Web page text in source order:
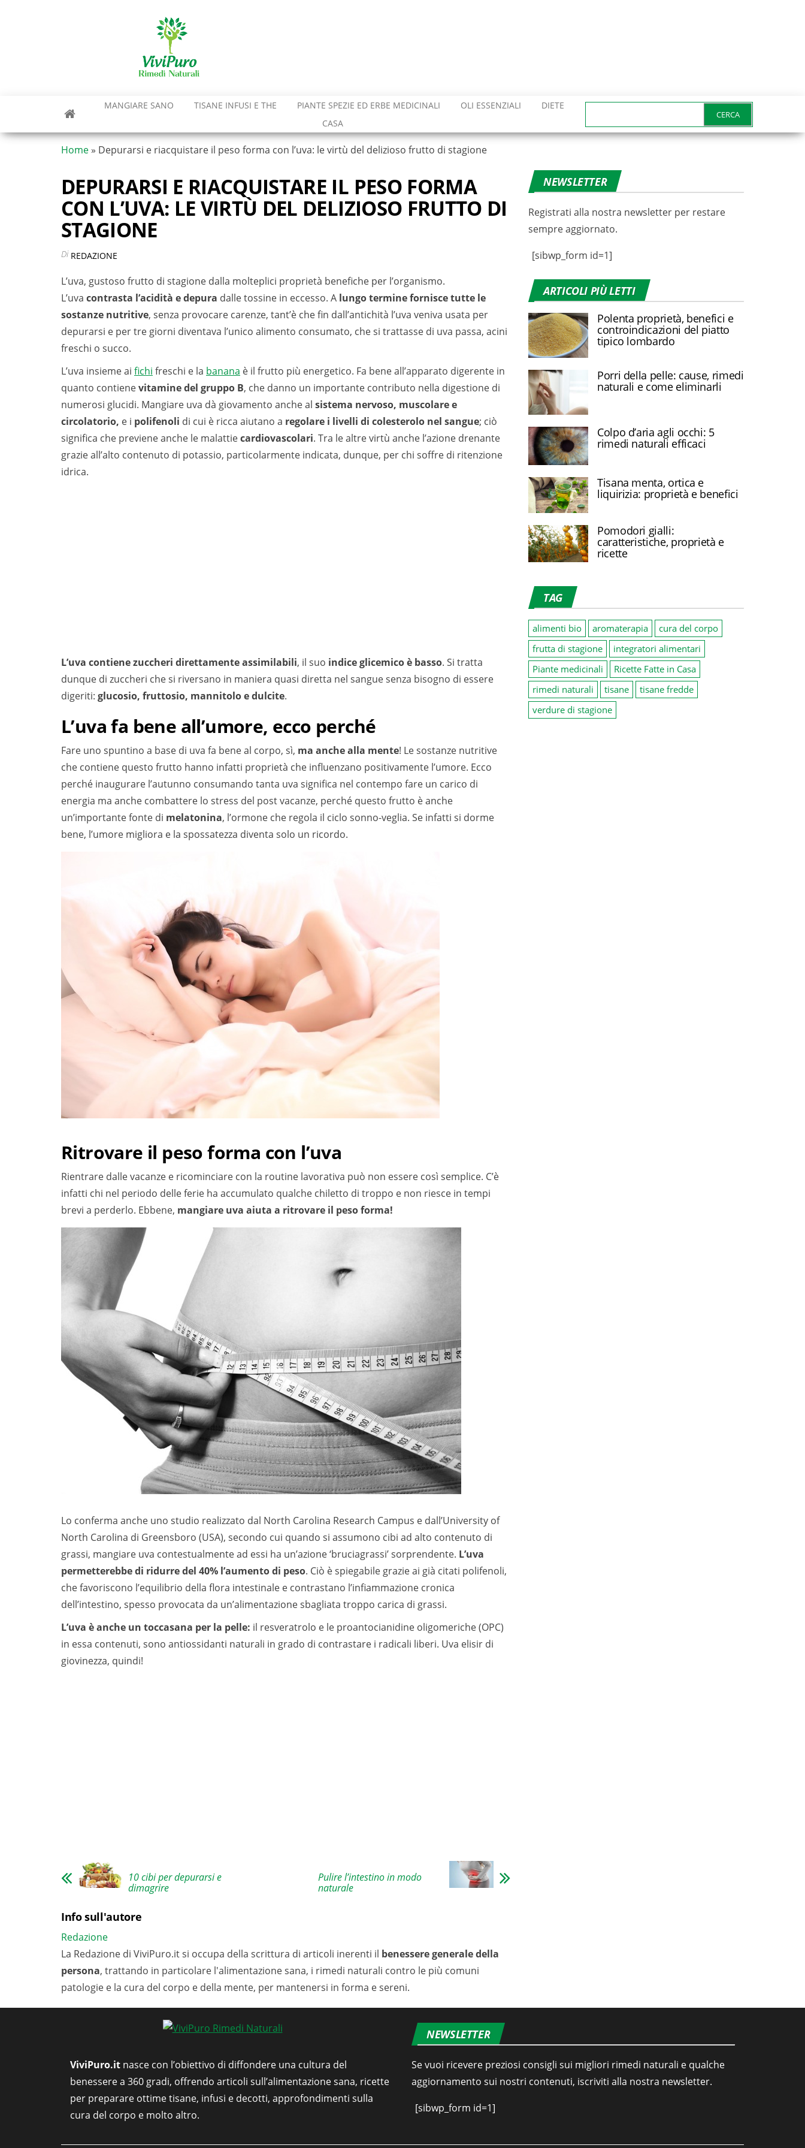
MANGIARE SANO TISANE INFUSI E THE PIANTE SPEZIE ED ERBE MEDICINALI OLI ESSENZIALI
DIETE
CASA
per:
Home » Depurarsi e riacquistare il peso forma con l’uva: le virtù del delizioso frutto di stagione
DEPURARSI E RIACQUISTARE IL PESO FORMA
CON L’UVA: LE VIRTÙ DEL DELIZIOSO FRUTTO DI
STAGIONE
Di REDAZIONE
L’uva, gustoso frutto di stagione dalla molteplici proprietà benefiche per l’organismo.
L’uva contrasta l’acidità e depura dalle tossine in eccesso. A lungo termine fornisce tutte le
sostanze nutri­tive, senza provocare carenze, tant’è che fin dall’antichità l’uva veniva usata per
depurarsi e per tre giorni diventava l’unico alimento consumato, che si trattasse di uva passa, acini
freschi o succo.
L’uva insieme ai fichi freschi e la banana è il frutto più energetico. Fa bene all’apparato digerente in
quanto contienevitamine del gruppo B, che danno un importante contributo nella digestione di
numerosi glucidi. Mangiare uva dà giovamento anche al sistema nervoso, muscolare e
circolatorio, e i polifenoli di cui è ricca aiutano a regolare i livelli di colesterolo nel sangue; ciò
significa che previene anche le malattiecardiovascolari. Tra le altre virtù anche l’azione drenante
grazie all’alto contenuto di potassio, particolarmente indicata, dunque, per chi soffre di ritenzione
idrica.
L’uva contiene zuccheri direttamente assi­milabili, il suo indice glicemico è basso. Si tratta
dunque di zuccheri che si riversano in maniera quasi diretta nel sangue senza bisogno di essere
digeriti: glucosio, fruttosio, mannitolo e dulcite.
L’uva fa bene all’umore, ecco perché
Fare uno spuntino a base di uva fa bene al corpo, sì, ma anche alla mente! Le sostanze nutritive
che contiene questo frutto hanno infatti proprietà che influenzano positivamente l’umore. Ecco
perché inaugurare l’autunno consumando tanta uva significa nel contempo fare un carico di
energia ma anche combattere lo stress del post vacanze, perché questo frutto è anche
un’importante fonte di melatonina, l’ormone che regola il ciclo sonno-veglia. Se infatti si dorme
bene, l’umore migliora e la spossatezza diventa solo un ricordo.
Ritrovare il peso forma con l’uva
Rientrare dalle vacanze e ricominciare con la routine lavorativa può non essere così semplice. C’è
infatti chi nel periodo delle ferie ha accumulato qualche chiletto di troppo e non riesce in tempi
brevi a perderlo. Ebbene, mangiare uva aiuta a ritrovare il peso forma!
Lo conferma anche uno studio realizzato dal North Carolina Research Campus e dall’University of
North Carolina di Greensboro (USA), secondo cui quando si assumono cibi ad alto contenuto di
grassi, mangiare uva contestualmente ad essi ha un’azione ‘bruciagrassi’ sorprendente. L’uva
permetterebbe di ridurre del 40% l’aumento di peso. Ciò è spiegabile grazie ai già citati polifenoli,
che favoriscono l’equilibrio della flora intestinale e contrastano l’infiammazione cronica
dell’intestino, spesso provocata da un’alimentazione sbagliata troppo carica di grassi.
L’uva è anche un toccasana per la pelle: il resveratrolo e le proantocianidine oligomeriche (OPC)
in essa contenuti, sono antiossidanti naturali in grado di contrastare i radicali liberi. Uva elisir di
giovinezza, quindi!
10 cibi per depurarsi e
dimagrire
Pulire l’intestino in modo
naturale
Info sull'autore
Redazione
La Redazione di ViviPuro.it si occupa della scrittura di articoli inerenti il benessere generale della
persona, trattando in particolare l'alimentazione sana, i rimedi naturali contro le più comuni
patologie e la cura del corpo e della mente, per mantenersi in forma e sereni.
NEWSLETTER
Registrati alla nostra newsletter per restare
sempre aggiornato.
[sibwp_form id=1]
ARTICOLI PIÙ LETTI
Polenta proprietà, benefici e
controindicazioni del piatto
tipico lombardo
Porri della pelle: cause, rimedi
naturali e come eliminarli
Colpo d’aria agli occhi: 5
rimedi naturali efficaci
Tisana menta, ortica e
liquirizia: proprietà e benefici
Pomodori gialli:
caratteristiche, proprietà e
ricette
TAG
alimenti bio aromaterapia
cura del corpo
frutta di stagione
integratori alimentari
Piante medicinali
Ricette Fatte in Casa
rimedi naturali
tisane
tisane fredde
verdure di stagione
ViviPuro.it nasce con l’obiettivo di diffondere una cultura del
benessere a 360 gradi, offrendo articoli sull’alimentazione sana, ricette
per preparare ottime tisane, infusi e decotti, approfondimenti sulla
cura del corpo e molto altro.
NEWSLETTER
Se vuoi ricevere preziosi consigli sui migliori rimedi naturali e qualche
aggiornamento sui nostri contenuti, iscriviti alla nostra newsletter.
[sibwp_form id=1]